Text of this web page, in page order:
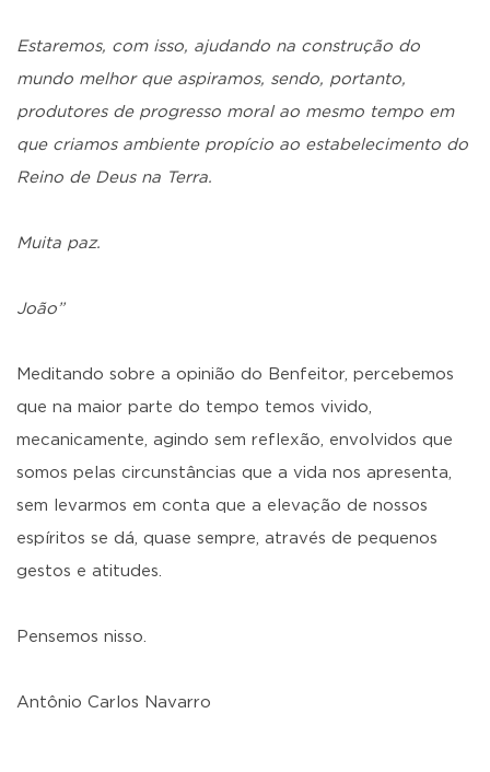
Estaremos, com isso, ajudando na construção do
mundo melhor que aspiramos, sendo, portanto,
produtores de progresso moral ao mesmo tempo em
que criamos ambiente propício ao estabelecimento do
Reino de Deus na Terra.
Muita paz.
João”
Meditando sobre a opinião do Benfeitor, percebemos
que na maior parte do tempo temos vivido,
mecanicamente, agindo sem reflexão, envolvidos que
somos pelas circunstâncias que a vida nos apresenta,
sem levarmos em conta que a elevação de nossos
espíritos se dá, quase sempre, através de pequenos
gestos e atitudes.
Pensemos nisso.
Antônio Carlos Navarro